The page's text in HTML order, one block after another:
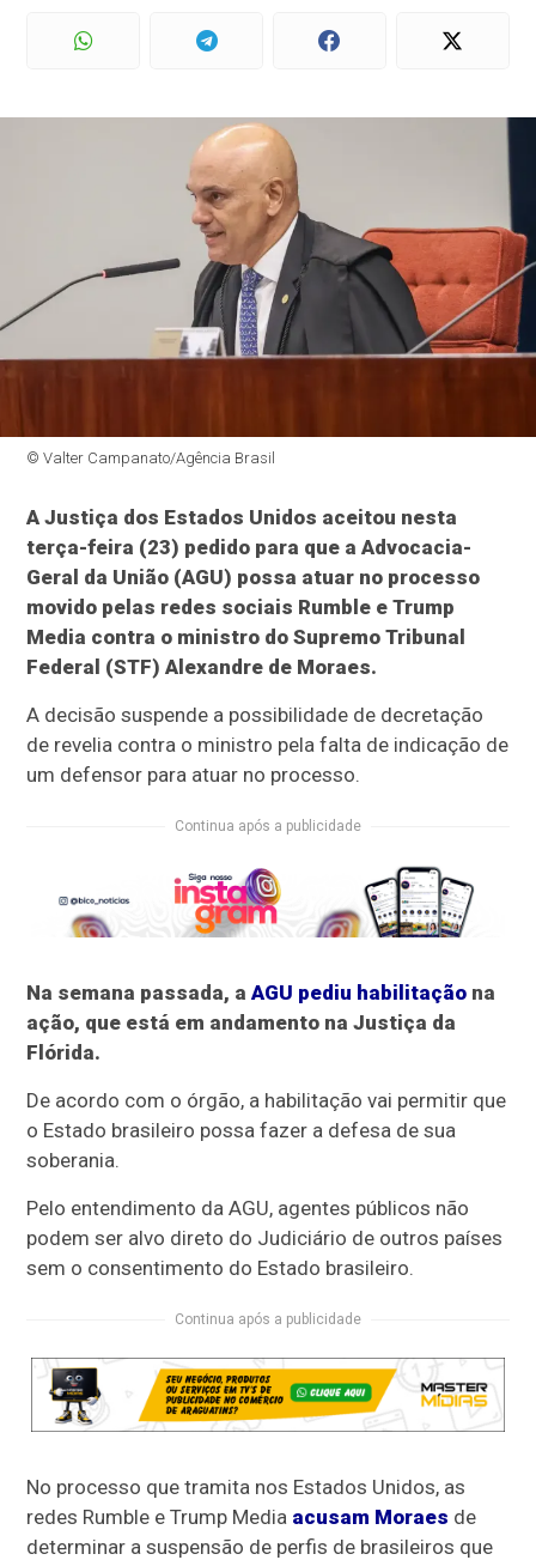
© Valter Campanato/Agência Brasil
A Justiça dos Estados Unidos aceitou nesta
terça-feira (23) pedido para que a Advocacia-
Geral da União (AGU) possa atuar no processo
movido pelas redes sociais Rumble e Trump
Media contra o ministro do Supremo Tribunal
Federal (STF) Alexandre de Moraes.
A decisão suspende a possibilidade de decretação
de revelia contra o ministro pela falta de indicação de
um defensor para atuar no processo.
Continua após a publicidade
Na semana passada, aAGU pediu habilitação na
ação, que está em andamento na Justiça da
Flórida.
De acordo com o órgão, a habilitação vai permitir que
o Estado brasileiro possa fazer a defesa de sua
soberania.
Pelo entendimento da AGU, agentes públicos não
podem ser alvo direto do Judiciário de outros países
sem o consentimento do Estado brasileiro.
Continua após a publicidade
No processo que tramita nos Estados Unidos, as
redes Rumble e Trump Media acusam Moraes de
determinar a suspensão de perfis de brasileiros que